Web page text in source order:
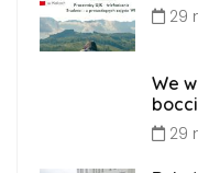
29
We
29